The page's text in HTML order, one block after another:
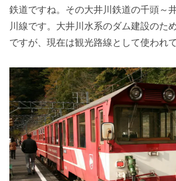
鉄道ですね。その大井川鉄道の千頭～
川線です。大井川水系のダム建設のた
ですが、現在は観光路線として使われて